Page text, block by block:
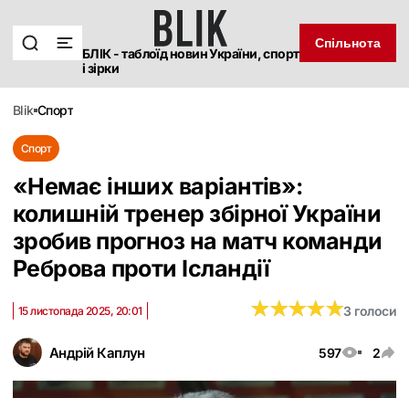
БЛІК - таблоїд новин України, спорт
і зірки
Спільнота
blik спорт
Спорт
«Немає інших варіантів»:
колишній тренер збірної України
зробив прогноз на матч команди
Реброва проти Ісландії
Андрій Каплун 597 2
15 листопада 2025, 20:01 ★★★★★
★★★★★3 голоси